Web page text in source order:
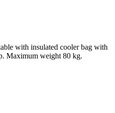
with insulated cooler bag with
Maximum weight 80 kg.